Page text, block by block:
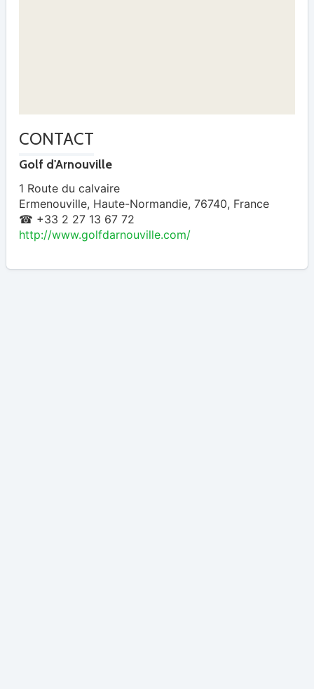
CONTACT
Golf d'Arnouville
1 Route du calvaire
Ermenouville, Haute-Normandie, 76740, France
☎ +33 2 27 13 67 72
http://www.golfdarnouville.com/